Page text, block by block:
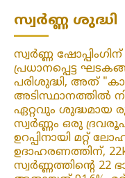
സ്വർണ്ണ ശുദ്ധി
സ്വർണ്ണ
പ്രധാനപ്പെട്ട
പരിശുദ്ധി, അത്
അടിസ്ഥാനത്തിൽ
ഏറ്റവും ശുദ്ധമായ
സ്വർണ്ണം ഒരു
ഉറപ്പിനായി മറ്റ്
ഉദാഹരണത്തിന്,
സ്വർണ്ണത്തിന്റെ 22